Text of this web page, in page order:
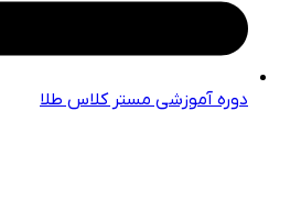
دوره آموزشی مستر کلاس طلا